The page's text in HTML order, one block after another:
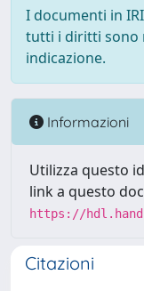
I documenti in
tutti i diritti sono
indicazione.
Informazioni
Utilizza questo
link a questo
https://
Citazioni